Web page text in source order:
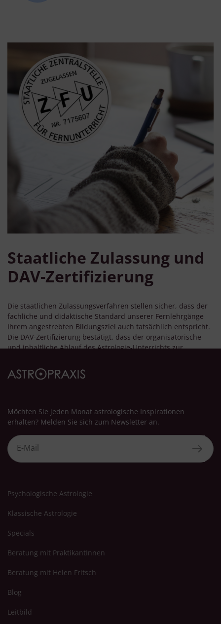
Staatliche Zulassung und
DAV-Zertifizierung
Die staatlichen Zulassungsverfahren stellen sicher, dass der
fachliche und didaktische Standard unserer Fernlehrgänge
Ihrem angestrebten Bildungsziel auch tatsächlich entspricht.
Die DAV-Zertifizierung bestätigt, dass der organisatorische
und inhaltliche Ablauf des Astrologie-Unterrichts zur
Möchten Sie jeden Monat astrologische Inspirationen
erhalten? Melden Sie sich zum Newsletter an.
Psychologische Astrologie
Klassische Astrologie
Specials
Beratung mit PraktikantInnen
Beratung mit Helen Fritsch
Blog
Leitbild